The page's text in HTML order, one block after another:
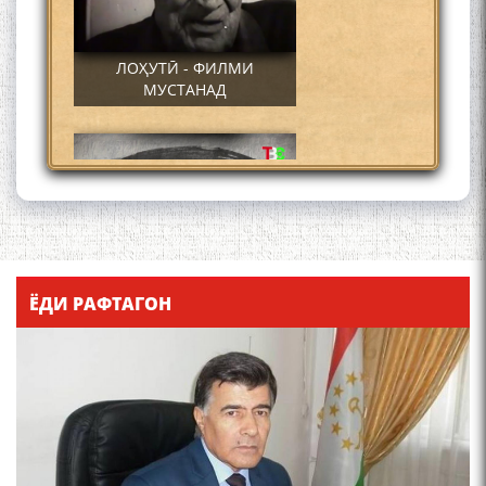
ЛОҲУТӢ - ФИЛМИ
МУСТАНАД
Қадамҷо - Лоҳутӣ
ЁДИ РАФТАГОН